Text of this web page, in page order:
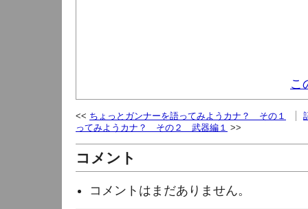
こ
ちょっとガンナーを語ってみようカナ？ その１
ってみようカナ？ その２ 武器編１
コメント
コメントはまだありません。